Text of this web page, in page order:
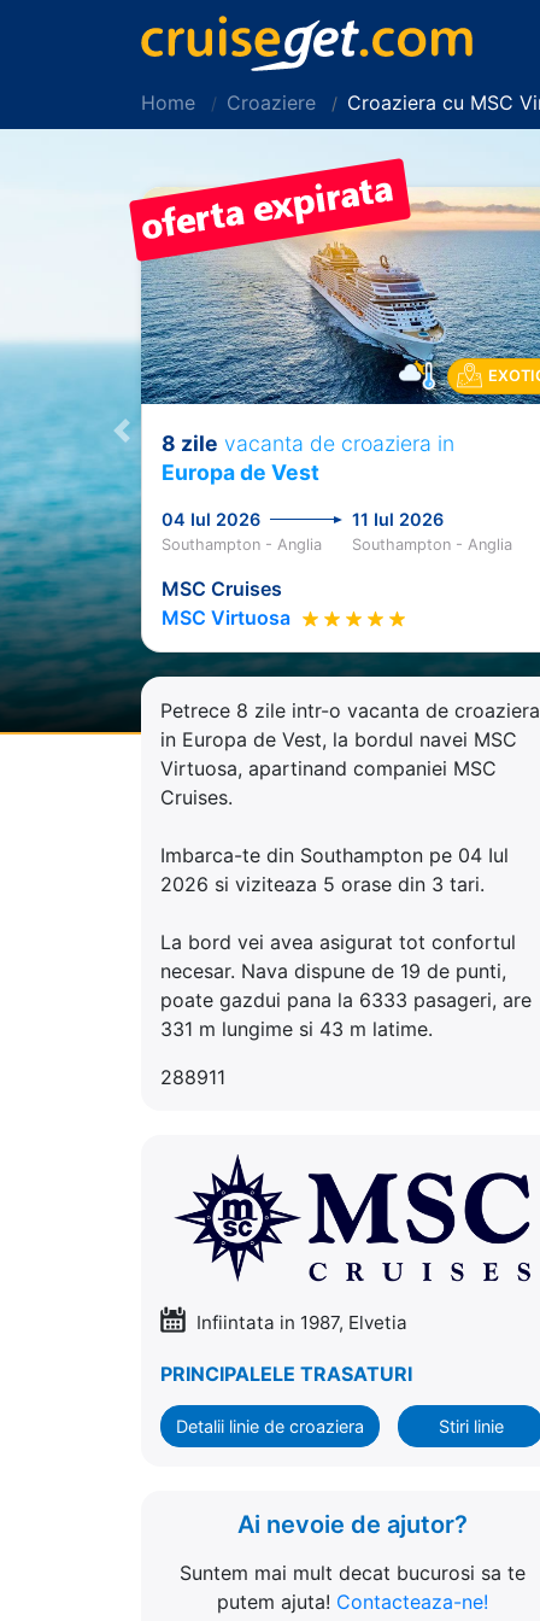
Home Croaziere Croaziera cu MSC
Previous
8 zile vacanta de croaziera in
Europa de Vest
04 Iul 2026 11 Iul 2026
Southampton - Anglia Southampton - Anglia
MSC Cruises
MSC Virtuosa
Petrece 8 zile intr-o vacanta de croaziera
in Europa de Vest, la bordul navei MSC
Virtuosa, apartinand companiei MSC
Cruises.
Imbarca-te din Southampton pe 04 Iul
2026 si viziteaza 5 orase din 3 tari.
La bord vei avea asigurat tot confortul
necesar. Nava dispune de 19 de punti,
poate gazdui pana la 6333 pasageri, are
331 m lungime si 43 m latime.
288911
Infiintata in 1987, Elvetia
PRINCIPALELE TRASATURI
Detalii linie de croaziera Stiri linie
Ai nevoie de ajutor?
Suntem mai mult decat bucurosi sa te
putem ajuta! Contacteaza-ne!